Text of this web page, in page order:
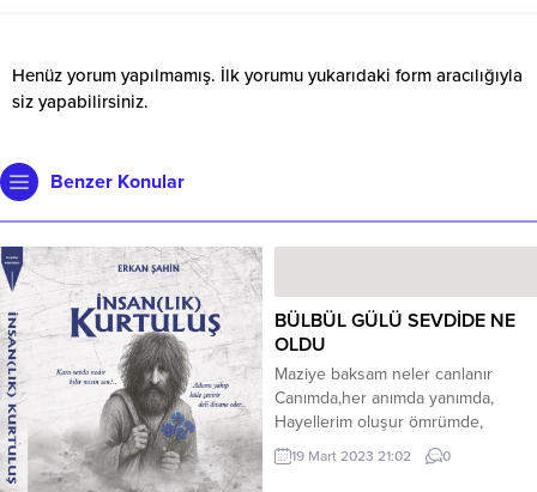
Henüz yorum yapılmamış. İlk yorumu yukarıdaki form aracılığıyla
siz yapabilirsiniz.
Benzer Konular
BÜLBÜL GÜLÜ SEVDİDE NE
OLDU
Maziye baksam neler canlanır
Canımda,her anımda yanımda,
Hayellerim oluşur ömrümde,
resmin belirir karşımda. ****
Gençlikte baktığımda yollarına
19 Mart 2023 21:02 0